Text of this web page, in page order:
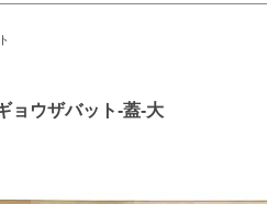
ウザバット-蓋-大